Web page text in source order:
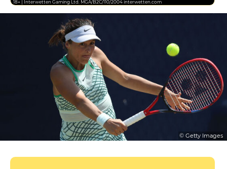
18+ | Interwetten Gaming Ltd. MGA/B2C/110/2004 interwetten.com
© Getty Images